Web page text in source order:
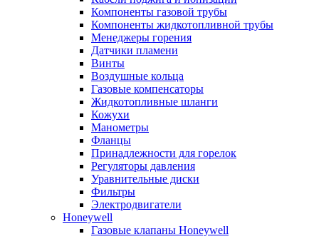
Компоненты газовой трубы
Компоненты жидкотопливной трубы
Менеджеры горения
Датчики пламени
Винты
Воздушные кольца
Газовые компенсаторы
Жидкотопливные шланги
Кожухи
Манометры
Фланцы
Принадлежности для горелок
Регуляторы давления
Уравнительные диски
Фильтры
Электродвигатели
Honeywell
Газовые клапаны Honeywell